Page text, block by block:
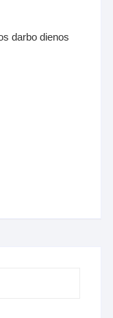
darbo dienos